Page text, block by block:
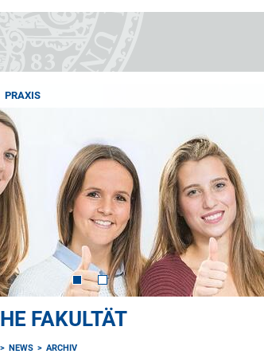
PRAXIS
FAKULTÄT
NEWS ARCHIV